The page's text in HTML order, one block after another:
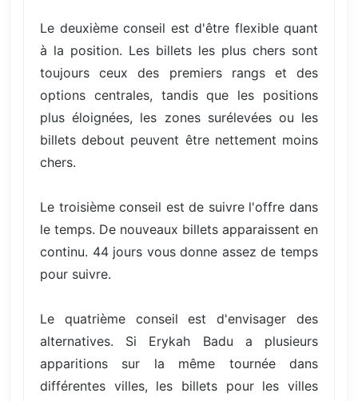
Le deuxième conseil est d'être flexible quant
à la position. Les billets les plus chers sont
toujours ceux des premiers rangs et des
options centrales, tandis que les positions
plus éloignées, les zones surélevées ou les
billets debout peuvent être nettement moins
chers.
Le troisième conseil est de suivre l'offre dans
le temps. De nouveaux billets apparaissent en
continu. 44 jours vous donne assez de temps
pour suivre.
Le quatrième conseil est d'envisager des
alternatives. Si Erykah Badu a plusieurs
apparitions sur la même tournée dans
différentes villes, les billets pour les villes